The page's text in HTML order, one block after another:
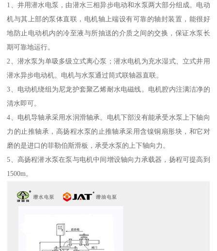
1、井用潜水电泵，由潜水三相异步电动和水泵两大部分组成。电动
机与其上部的泵体直联，电机轴上端设有可靠的轴封装置，能很好
地防止电动机内的冷至液与所抽送的介质之间的交换，保证水泵长
期可靠地运行。
2、潜水泵为单吸多级立式离心泵；潜水电机为充水湿式、立式井用
潜水异步电动机。电机与水泵通过筒式联轴器直联。
3、电动机绕组为尼龙护套聚乙烯耐水电磁线。电机腔内注满洁净的
清水即可。
4、电机导轴承采用水润滑轴承。电机下部没有能承受水泵上下轴向
力的止推轴承，高扬程水泵的止推轴承采用含镍铜扇形块，和它对
磨的是进口的菲勒伯斯滑板，承受水泵的上下轴向力。
5、高扬程潜水泵在泵与电机中间增设轴向力承载器，扬程可提高到
1500m。